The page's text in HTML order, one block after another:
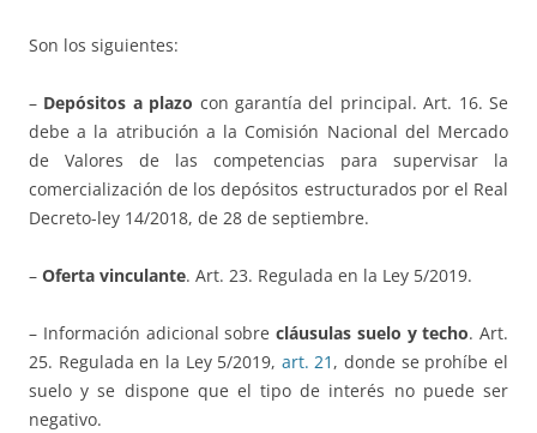
Son los siguientes:
– Depósitos a plazo con garantía del principal. Art. 16. Se
debe a la atribución a la Comisión Nacional del Mercado
de Valores de las competencias para supervisar la
comercialización de los depósitos estructurados por el Real
Decreto-ley 14/2018, de 28 de septiembre.
– Oferta vinculante. Art. 23. Regulada en la Ley 5/2019.
– Información adicional sobre cláusulas suelo y techo. Art.
25. Regulada en la Ley 5/2019, art. 21 , donde se prohíbe el
suelo y se dispone que el tipo de interés no puede ser
negativo.